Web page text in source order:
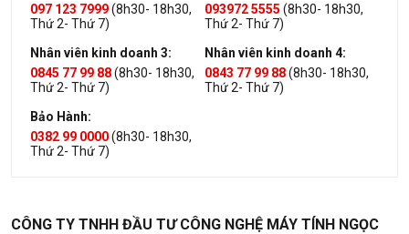
097 123 7999(8h30- 18h30,
Thứ 2- Thứ 7)
093972 5555 (8h30- 18h30,
Thứ 2- Thứ 7)
Nhân viên kinh doanh 3:
0845 77 99 88(8h30- 18h30,
Thứ 2- Thứ 7)
Nhân viên kinh doanh 4:
0843 77 99 88(8h30- 18h30,
Thứ 2- Thứ 7)
Bảo Hành:
0382 99 0000(8h30- 18h30,
Thứ 2- Thứ 7)
CÔNG TY TNHH ĐẦU TƯ CÔNG NGHỆ MÁY TÍNH NGỌC